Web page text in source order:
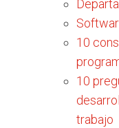
10
10
trabajo